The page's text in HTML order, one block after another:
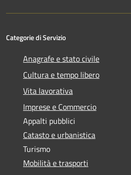
Categorie di Servizio
Anagrafe e stato civile
Cultura e tempo libero
Vita lavorativa
Imprese e Commercio
Appalti pubblici
Catasto e urbanistica
Turismo
Mobilità e trasporti